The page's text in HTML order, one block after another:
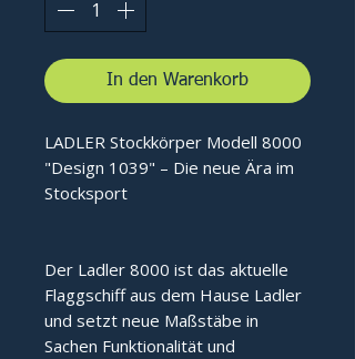
In den Warenkorb
LADLER Stockkörper Modell 8000
"Design 1039" – Die neue Ära im
Stocksport
Der Ladler 8000 ist das aktuelle
Flaggschiff aus dem Hause Ladler
und setzt neue Maßstäbe in
Sachen Funktionalität und